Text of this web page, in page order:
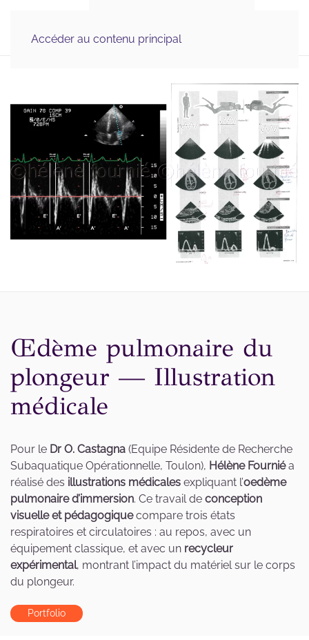
Accéder au contenu principal
& Scientifique, Graphisme
Œdème pulmonaire du
plongeur — Illustration
médicale
Pour le Dr O. Castagna (Equipe Résidente de Recherche
Subaquatique Opérationnelle, Toulon), Hélène Fourniéa
réalisé des illustrations médicales expliquant l’oedème
pulmonaire d’immersion. Ce travail de conception
visuelle et pédagogiquecompare trois états
respiratoires et circulatoires : au repos, avec un
équipement classique, et avec un recycleur
expérimental, montrant l’impact du matériel sur le corps
du plongeur.
Portfolio